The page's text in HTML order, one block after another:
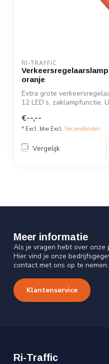
RI-TRAFFIC
oranje
Extra grote
12 LED’s, zaklampfunctie,
€--,--
* Excl. btw Excl. Verzendkosten
Vergelijk
Meer informatie
Als je vragen hebt over onze
Hier vind je onze
contact met ons op te nemen.
Klantenservice
Ri-Traffic